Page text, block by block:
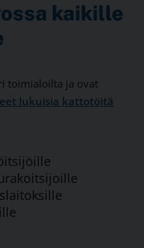
kaikille
toimialoilta ja ovat
lukuisia kattotöitä